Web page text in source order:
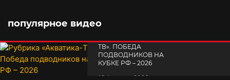
популярное видео
TВ». ПОБЕДА
ПОДВОДНИКОВ НА
КУБКЕ РФ – 2026
19 февраля 2026
СЕМИНАР